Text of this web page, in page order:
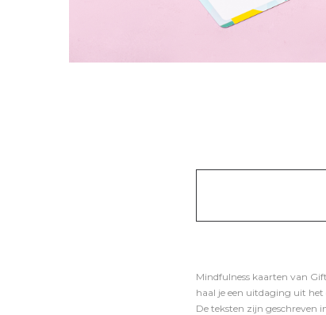
Mindfulness kaarten van
haal je een uitdaging uit
De teksten zijn geschreven